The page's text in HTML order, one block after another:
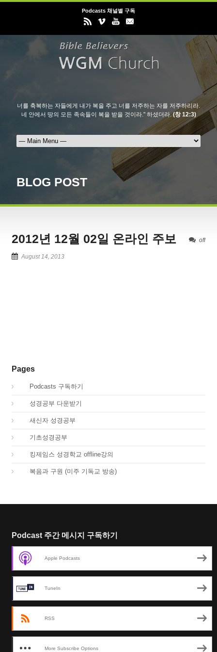
Podcasts 채널별 구독
너를 축복하는 자들에게 내가 복을 주고 너를 저주하는 자를 저주하리라.
네 안에서 땅의 모든 족속들이 복을 받을 것이라." 하셨더라.(창 12:3)
BLOG POST
off
2012년 12월 02일 온라인 주보
August 14, 2013
Pages
Podcasts 구독하기
성경공부 다운받기
새신자 성경공부
기초성경공부
킹제임스 성경학교 offline강의
복음과 구원 (미주 기독교 방송)
Podcast 주간 메시지 구독하기
Apple Podcasts
TuneIn
RSS
More Subscribe Options